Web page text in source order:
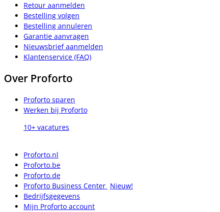
Retour aanmelden
Bestelling volgen
Bestelling annuleren
Garantie aanvragen
Nieuwsbrief aanmelden
Klantenservice (FAQ)
Over Proforto
Proforto sparen
Werken bij Proforto
10+ vacatures
Proforto.nl
Proforto.be
Proforto.de
Proforto Business Center Nieuw!
Bedrijfsgegevens
Mijn Proforto account